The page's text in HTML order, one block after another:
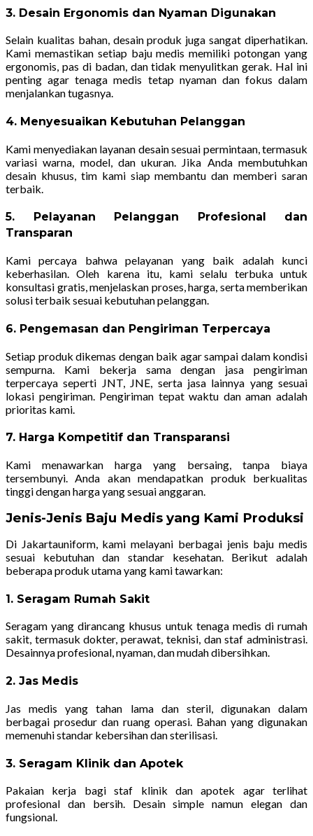
3. Desain Ergonomis dan Nyaman Digunakan
Selain kualitas bahan, desain produk juga sangat diperhatikan.
Kami memastikan setiap baju medis memiliki potongan yang
ergonomis, pas di badan, dan tidak menyulitkan gerak. Hal ini
penting agar tenaga medis tetap nyaman dan fokus dalam
menjalankan tugasnya.
4. Menyesuaikan Kebutuhan Pelanggan
Kami menyediakan layanan desain sesuai permintaan, termasuk
variasi warna, model, dan ukuran. Jika Anda membutuhkan
desain khusus, tim kami siap membantu dan memberi saran
terbaik.
5. Pelayanan Pelanggan Profesional dan
Transparan
Kami percaya bahwa pelayanan yang baik adalah kunci
keberhasilan. Oleh karena itu, kami selalu terbuka untuk
konsultasi gratis, menjelaskan proses, harga, serta memberikan
solusi terbaik sesuai kebutuhan pelanggan.
6. Pengemasan dan Pengiriman Terpercaya
Setiap produk dikemas dengan baik agar sampai dalam kondisi
sempurna. Kami bekerja sama dengan jasa pengiriman
terpercaya seperti JNT, JNE, serta jasa lainnya yang sesuai
lokasi pengiriman. Pengiriman tepat waktu dan aman adalah
prioritas kami.
7. Harga Kompetitif dan Transparansi
Kami menawarkan harga yang bersaing, tanpa biaya
tersembunyi. Anda akan mendapatkan produk berkualitas
tinggi dengan harga yang sesuai anggaran.
Jenis-Jenis Baju Medis yang Kami Produksi
Di Jakartauniform, kami melayani berbagai jenis baju medis
sesuai kebutuhan dan standar kesehatan. Berikut adalah
beberapa produk utama yang kami tawarkan:
1. Seragam Rumah Sakit
Seragam yang dirancang khusus untuk tenaga medis di rumah
sakit, termasuk dokter, perawat, teknisi, dan staf administrasi.
Desainnya profesional, nyaman, dan mudah dibersihkan.
2. Jas Medis
Jas medis yang tahan lama dan steril, digunakan dalam
berbagai prosedur dan ruang operasi. Bahan yang digunakan
memenuhi standar kebersihan dan sterilisasi.
3. Seragam Klinik dan Apotek
Pakaian kerja bagi staf klinik dan apotek agar terlihat
profesional dan bersih. Desain simple namun elegan dan
fungsional.